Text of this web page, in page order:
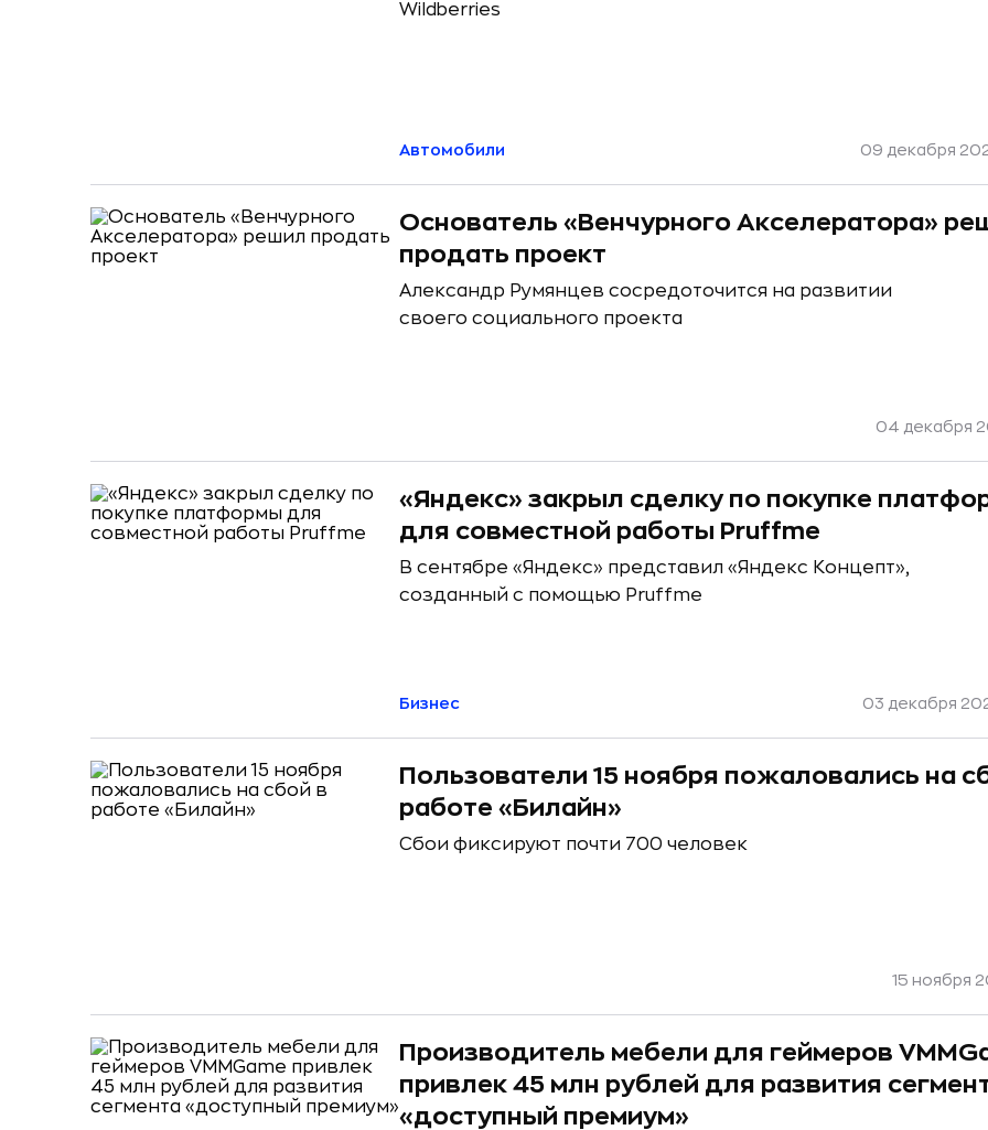
Wildberries
Автомобили 09 декабря
Основатель «Венчурного Акселератора»
продать проект
Александр Румянцев сосредоточится на развитии
своего социального проекта
04 декабря
«Яндекс» закрыл сделку по покупке
для совместной работы Pruffme
В сентябре «Яндекс» представил «Яндекс Концепт»,
созданный с помощью Pruffme
Бизнес 03 декабря
Пользователи 15 ноября пожаловались на
работе «Билайн»
Сбои фиксируют почти 700 человек
15 ноября
Производитель мебели для геймеров
привлек 45 млн рублей для развития
«доступный премиум»